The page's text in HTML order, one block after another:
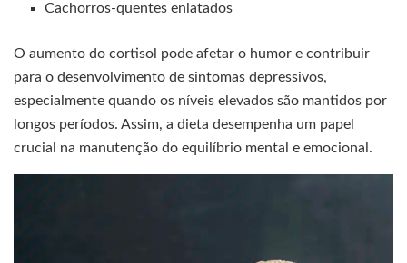
Cachorros-quentes enlatados
O aumento do cortisol pode afetar o humor e contribuir
para o desenvolvimento de sintomas depressivos,
especialmente quando os níveis elevados são mantidos por
longos períodos. Assim, a dieta desempenha um papel
crucial na manutenção do equilíbrio mental e emocional.